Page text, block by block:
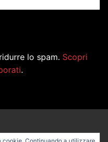
lo spam. Scopri
.